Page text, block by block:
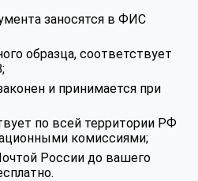
заносятся в ФИС
образца, соответствует
и принимается при
по всей территории РФ
комиссиями;
России до вашего